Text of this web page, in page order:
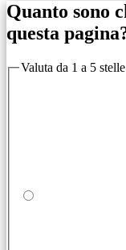
Quanto sono
questa
Valuta da 1 a 5